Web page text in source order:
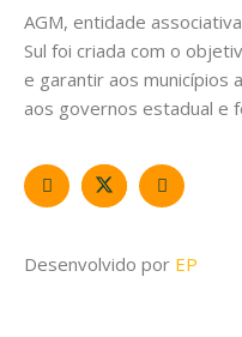
AGM, entidade
Sul foi criada com o
e garantir aos municípios
aos governos estadual e
Desenvolvido por EP